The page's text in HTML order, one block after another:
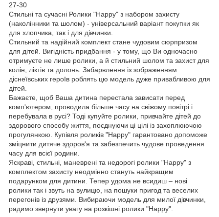
27-30
Стильні та сучасні Ролики "Happy" з набором захисту
(наколінники та шолом) - універсальний варіант покупки як
для хлопчика, так і для дівчинки.
Стильний та надійний комплект стане чудовим сюрпризом
для дітей. Вигідність придбання - у тому, що Ви одночасно
отримуєте не лише ролики, а й стильний шолом та захист для
колін, ліктів та долонь. Забарвлення із зображенням
діснеївських героїв роблять цю модель дуже привабливою для
дітей.
Бажаєте, щоб Ваша дитина перестала зависати перед
комп'ютером, проводила більше часу на свіжому повітрі і
перебувала в русі? Тоді купуйте ролики, привчайте дітей до
здорового способу життя, поєднуючи ці цілі із захоплюючою
прогулянкою. Купівля роликів "Happy" гарантовано допоможе
зміцнити дитяче здоров'я та забезпечить чудове проведення
часу для всієї родини.
Яскраві, стильні, маневрені та недорогі ролики "Happy" з
комплектом захисту неодмінно стануть найкращим
подарунком для дитини. Тепер удома не всидиш – нові
ролики так і звуть на вулицю, на пошуки пригод та веселих
перегонів із друзями. Вибираючи модель для милої дівчинки,
радимо звернути увагу на розкішні ролики "Happy".